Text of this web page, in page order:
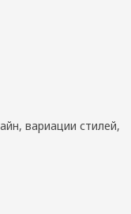
вариации стилей,